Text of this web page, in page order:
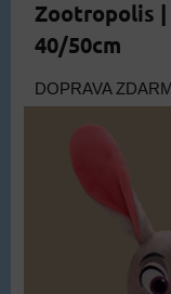
Zootropolis
40/50cm
DOPRAVA